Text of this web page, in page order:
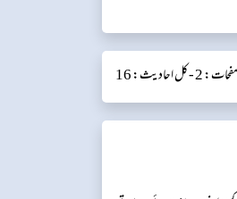
2 - کل احادیث: 16